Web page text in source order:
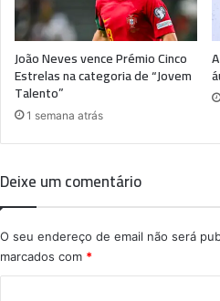
João Neves vence Prémio Cinco
Estrelas na categoria de “Jovem
Talento”
1 semana atrás
Deixe um comentário
O seu endereço de email não será
marcados com *